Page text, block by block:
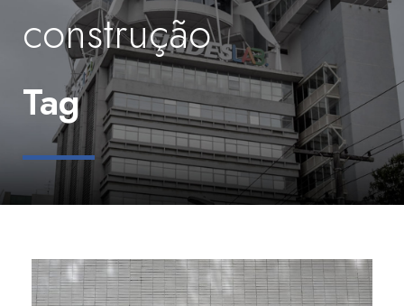
construção
Tag